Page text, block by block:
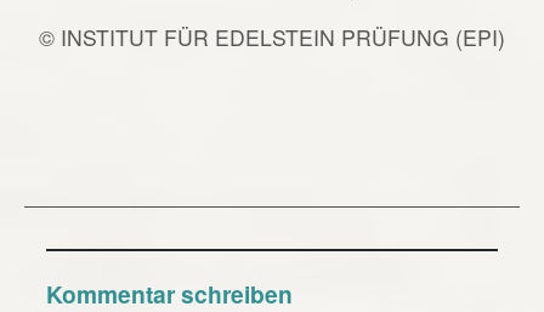
© INSTITUT FÜR EDELSTEIN PRÜFUNG (EPI)
Kommentar schreiben